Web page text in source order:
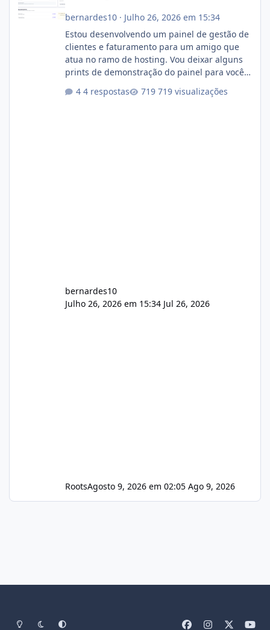
bernardes10· Julho 26, 2026 em 15:34
Estou desenvolvendo um painel de gestão de
clientes e faturamento para um amigo que
atua no ramo de hosting. Vou deixar alguns
prints de demonstração do painel para vocês
com cerca de 80% concluído e conta com
4 respostas 719 visualizações
bernardes10
Julho 26, 2026 em 15:34 Jul 26, 2026
RootsAgosto 9, 2026 em 02:05 Ago 9, 2026
Light ModeDark ModeSystem Preference